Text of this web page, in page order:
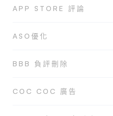
APP STORE 評論
ASO優化
BBB 負評刪除
COC COC 廣告